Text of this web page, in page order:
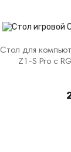
Стол для
Z1-S Pro c